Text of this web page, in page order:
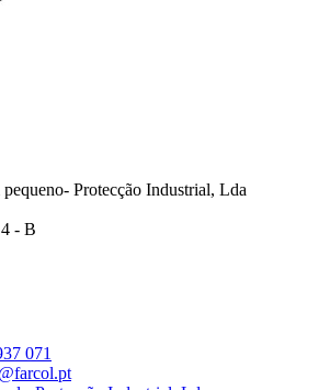
- Protecção Industrial, Lda
- B
071